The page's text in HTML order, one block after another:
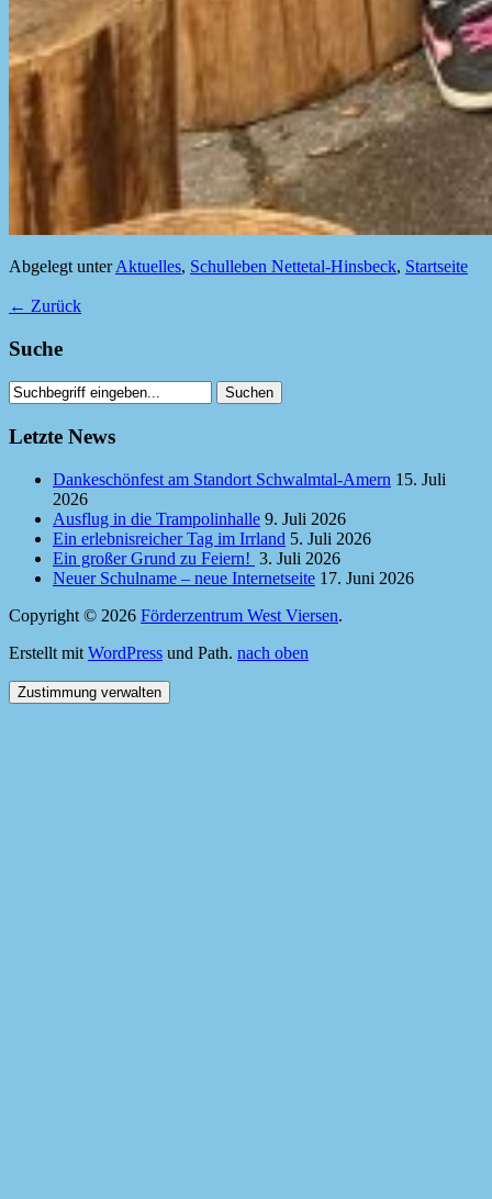
Abgelegt unterAktuelles, Schulleben Nettetal-Hinsbeck, Startseite
← Zurück
Suche
Letzte News
Dankeschönfest am Standort Schwalmtal-Amern 15. Juli
2026
Ausflug in die Trampolinhalle 9. Juli 2026
Ein erlebnisreicher Tag im Irrland 5. Juli 2026
Ein großer Grund zu Feiern! 3. Juli 2026
Neuer Schulname – neue Internetseite 17. Juni 2026
Copyright © 2026 Förderzentrum West Viersen.
Erstellt mit WordPress und Path. nach oben
Zustimmung verwalten